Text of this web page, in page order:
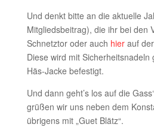
Und denkt bitte an die aktuelle
Mitgliedsbeitrag), die ihr bei den
Schnetztor oder auch hier auf
Diese wird mit
Häs-Jacke befestigt.
Und dann geht’s los auf die
grüßen wir uns neben dem
übrigens mit „Guet Blätz“.